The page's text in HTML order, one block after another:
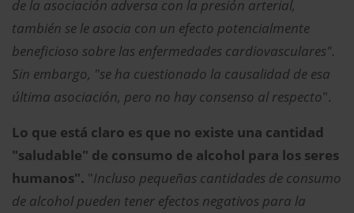
de la asociación adversa con la presión arterial,
también se le asocia con un efecto potencialmente
beneficioso sobre las enfermedades cardiovasculares".
Sin embargo, "se ha cuestionado la causalidad de esa
última asociación, pero no hay consenso al respecto".
Lo que está claro es que no existe una cantidad
"saludable" de consumo de alcohol para los seres
humanos". "Incluso pequeñas cantidades de consumo
de alcohol pueden tener efectos negativos para la